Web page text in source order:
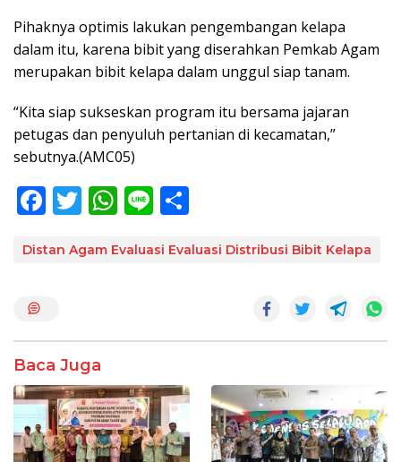
Pihaknya optimis lakukan pengembangan kelapa
dalam itu, karena bibit yang diserahkan Pemkab Agam
merupakan bibit kelapa dalam unggul siap tanam.
“Kita siap sukseskan program itu bersama jajaran
petugas dan penyuluh pertanian di kecamatan,”
sebutnya.(AMC05)
F
e
o
k
T
itt
W
at
p
Li
e ar
Distan Agam Evaluasi Evaluasi Distribusi Bibit Kelapa
Baca Juga